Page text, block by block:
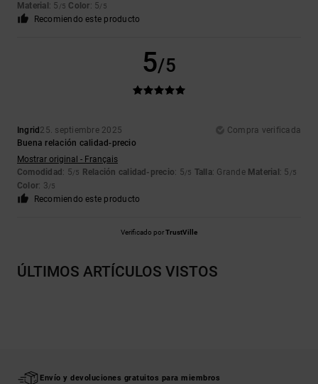
Material : 5 /5 Color: 5/5
Recomiendo este producto
5/5
Ingrid 25. septiembre 2025
Compra verificada
Buena relación calidad-precio
Mostrar original - Français
Comodidad : 5/5 Relación calidad-precio: 5/5 Talla: Grande Material : 5 /5
Color: 3/5
Recomiendo este producto
Verificado porTrustVille
ÚLTIMOS ARTÍCULOS VISTOS
Envío y devoluciones gratuitos para miembros